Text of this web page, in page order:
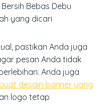
Bebas Debu
yang dicari
pastikan Anda juga
pesan Anda tidak
Anda juga
desain banner yang
logo tetap